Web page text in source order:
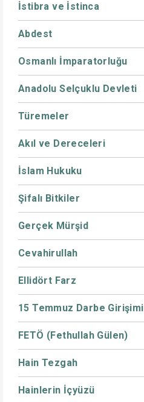
İstibra ve İstinca
Abdest
Osmanlı İmparatorluğu
Anadolu Selçuklu Devleti
Türemeler
Akıl ve Dereceleri
İslam Hukuku
Şifalı Bitkiler
Gerçek Mürşid
Cevahirullah
Ellidört Farz
15 Temmuz Darbe Girişimi
FETÖ (Fethullah Gülen)
Hain Tezgah
Hainlerin İçyüzü